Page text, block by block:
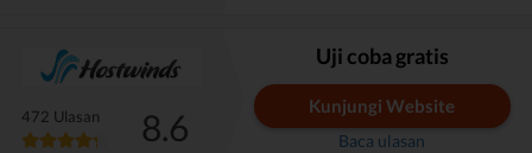
472 Ulasan 8.6
Uji coba gratis
Kunjungi Website
Baca ulasan